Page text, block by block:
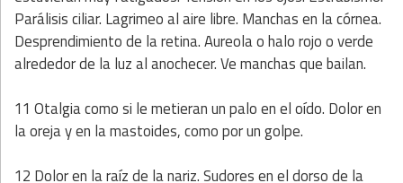
Parálisis ciliar. Lagrimeo al aire libre. Manchas en la córnea.
Desprendimiento de la retina. Aureola o halo rojo o verde
alrededor de la luz al anochecer. Ve manchas que bailan.
11 Otalgia como si le metieran un palo en el oído. Dolor en
la oreja y en la mastoides, como por un golpe.
12 Dolor en la raíz de la nariz. Sudores en el dorso de la